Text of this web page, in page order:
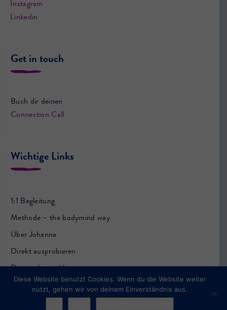
Instagram
Linkedin
Get in touch
Buch dir deinen
Connection Call
Wichtige Links
1:1 Begleitung
Methode – the bodymind way
Über Johanna
Direkt ausprobieren
Datenschutzerklärung
Impressum
Diese Website benutzt Cookies. Wenn du die Website weiter
nutzt, gehen wir von deinem Einverständnis aus.